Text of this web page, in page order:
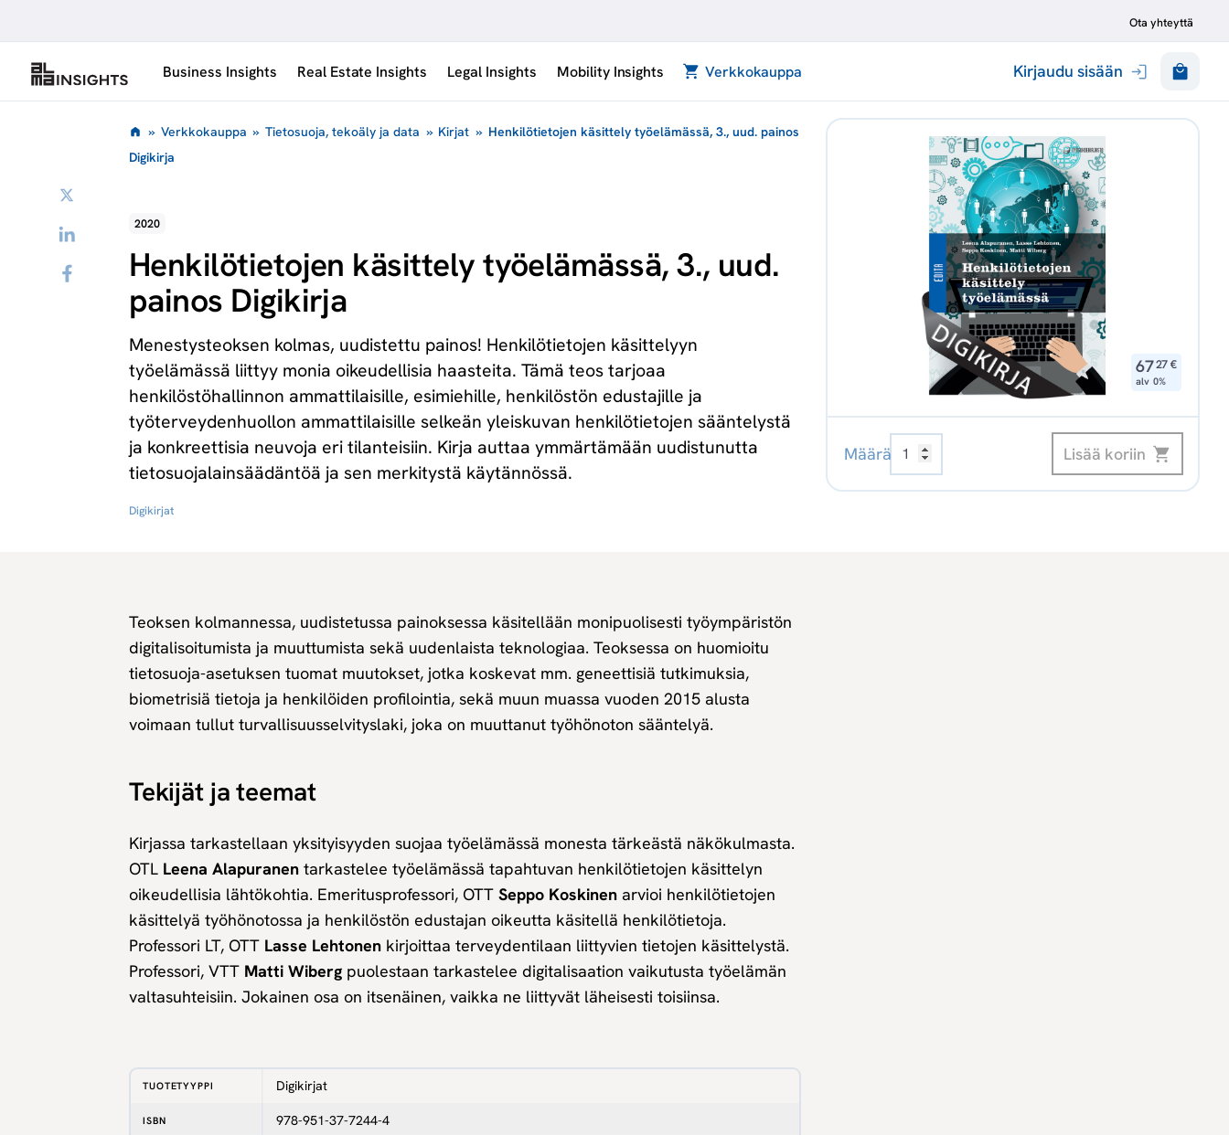
Ota yhteyttä
Business Insights Real Estate Insights Legal Insights Mobility Insights Verkkokauppa Kirjaudu sisään
LinkedIn
Facebook
» Verkkokauppa » Tietosuoja, tekoäly ja data » Kirjat » Henkilötietojen käsittely työelämässä, 3., uud. painos
Digikirja
2020
Henkilötietojen käsittely työelämässä, 3., uud.
painos Digikirja
Menestysteoksen kolmas, uudistettu painos! Henkilötietojen käsittelyyn
työelämässä liittyy monia oikeudellisia haasteita. Tämä teos tarjoaa
henkilöstöhallinnon ammattilaisille, esimiehille, henkilöstön edustajille ja
työterveydenhuollon ammattilaisille selkeän yleiskuvan henkilötietojen sääntelystä
ja konkreettisia neuvoja eri tilanteisiin. Kirja auttaa ymmärtämään uudistunutta
tietosuojalainsäädäntöä ja sen merkitystä käytännössä.
Digikirjat
Teoksen kolmannessa, uudistetussa painoksessa käsitellään monipuolisesti työympäristön
digitalisoitumista ja muuttumista sekä uudenlaista teknologiaa. Teoksessa on huomioitu
tietosuoja-asetuksen tuomat muutokset, jotka koskevat mm. geneettisiä tutkimuksia,
biometrisiä tietoja ja henkilöiden profilointia, sekä muun muassa vuoden 2015 alusta
voimaan tullut turvallisuusselvityslaki, joka on muuttanut työhönoton sääntelyä.
Tekijät ja teemat
Kirjassa tarkastellaan yksityisyyden suojaa työelämässä monesta tärkeästä näkökulmasta.
OTL Leena Alapuranentarkastelee työelämässä tapahtuvan henkilötietojen käsittelyn
oikeudellisia lähtökohtia. Emeritusprofessori, OTT Seppo Koskinenarvioi henkilötietojen
käsittelyä työhönotossa ja henkilöstön edustajan oikeutta käsitellä henkilötietoja.
Professori LT, OTT Lasse Lehtonenkirjoittaa terveydentilaan liittyvien tietojen käsittelystä.
Professori, VTT Matti Wibergpuolestaan tarkastelee digitalisaation vaikutusta työelämän
valtasuhteisiin. Jokainen osa on itsenäinen, vaikka ne liittyvät läheisesti toisiinsa.
TUOTETYYPPI Digikirjat
ISBN 978-951-37-7244-4
67,27€
alv 0%
Määrä Henkilötietojen
työelämässä,
Lisää koriin